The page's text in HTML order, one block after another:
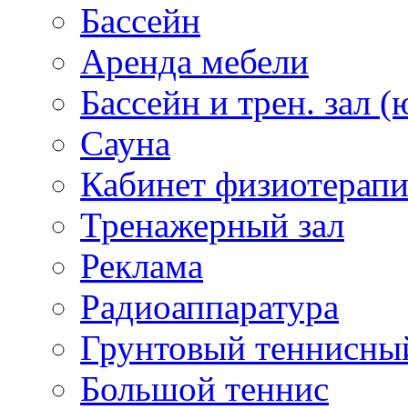
Бассейн
Аренда мебели
Бассейн и трен. зал
Сауна
Кабинет
Тренажерный зал
Реклама
Радиоаппаратура
Грунтовый
Большой теннис